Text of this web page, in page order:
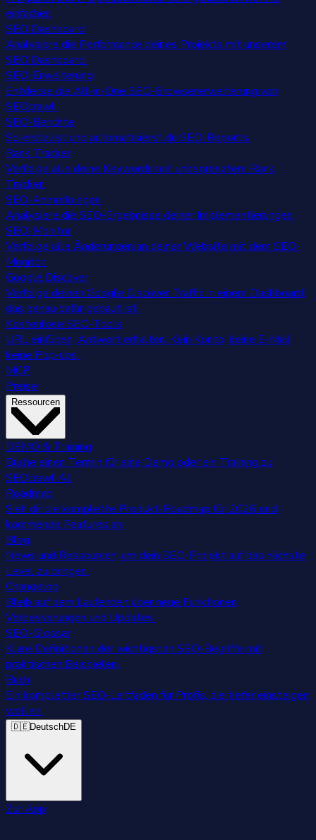
einfacher.
SEO Dashboard
Analysiere die Performance deines Projekts mit unserem
SEO Dashboard.
SEO-Erweiterung
Entdecke die All-in-One SEO-Browsererweiterung von
SEOcrawl.
SEO-Berichte
So erstellst und automatisierst du SEO-Reports.
Rank Tracker
Verfolge alle deine Keywords mit unbegrenztem Rank
Tracker.
SEO-Anmerkungen
Analysiere die SEO-Ergebnisse deiner Implementierungen.
SEO-Monitor
Verfolge alle Änderungen an deiner Website mit dem SEO-
Monitor.
Google Discover
Verfolge deinen Google Discover Traffic in einem Dashboard,
das genau dafür gebaut ist.
Kostenlose SEO-Tools
URL einfügen, Antwort erhalten. Kein Konto, keine E-Mail,
keine Pop-ups.
MCP
Preise
Ressourcen
DEMO & Training
Buche einen Termin für eine Demo oder ein Training zu
SEOcrawl AI.
Roadmap
Sieh dir die komplette Produkt-Roadmap für 2026 und
kommende Features an.
Blog
News und Ressourcen, um dein SEO-Projekt auf das nächste
Level zu bringen.
Changelog
Bleib auf dem Laufenden über neue Funktionen,
Verbesserungen und Updates.
SEO-Glossar
Klare Definitionen der wichtigsten SEO-Begriffe mit
praktischen Beispielen.
Buch
Ein kompletter SEO-Leitfaden für Profis, die tiefer einsteigen
wollen.
🇩🇪DeutschDE
Zur App